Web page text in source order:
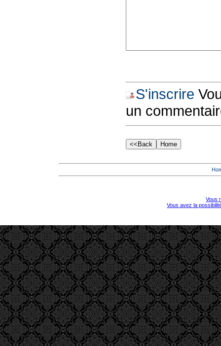
S'inscrire
un
Vous
Vous avez la